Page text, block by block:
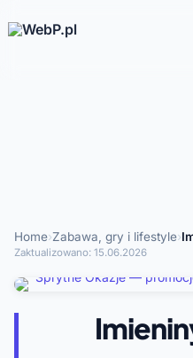
Home›Zabawa, gry i lifestyle›
Zaktualizowano: 15.06.2026